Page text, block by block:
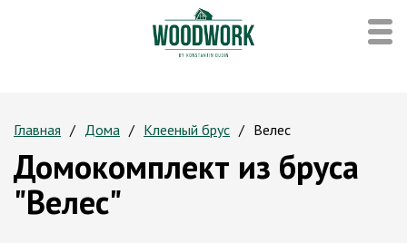
Главная Дома Клееный брус Велес
Домокомплект из бруса
"Велес"